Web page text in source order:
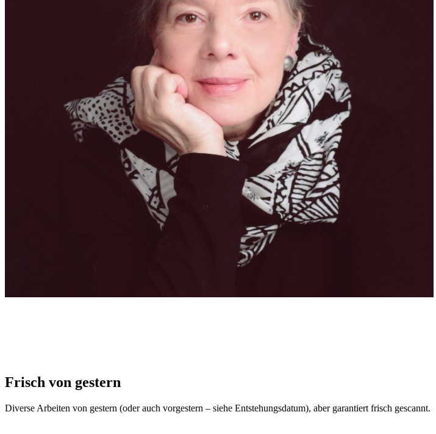
Frisch von gestern
Diverse Arbeiten von gestern (oder auch vorgestern – siehe Entstehungsdatum), aber garantiert frisch gescannt.